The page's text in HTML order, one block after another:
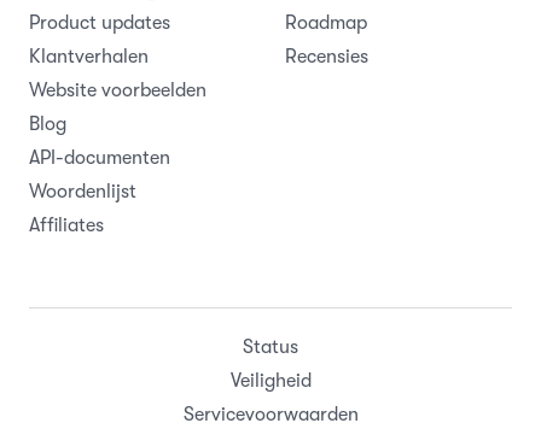
Product updates
Klantverhalen
Website voorbeelden
Blog
API-documenten
Woordenlijst
Affiliates
Roadmap
Recensies
Status
Veiligheid
Servicevoorwaarden